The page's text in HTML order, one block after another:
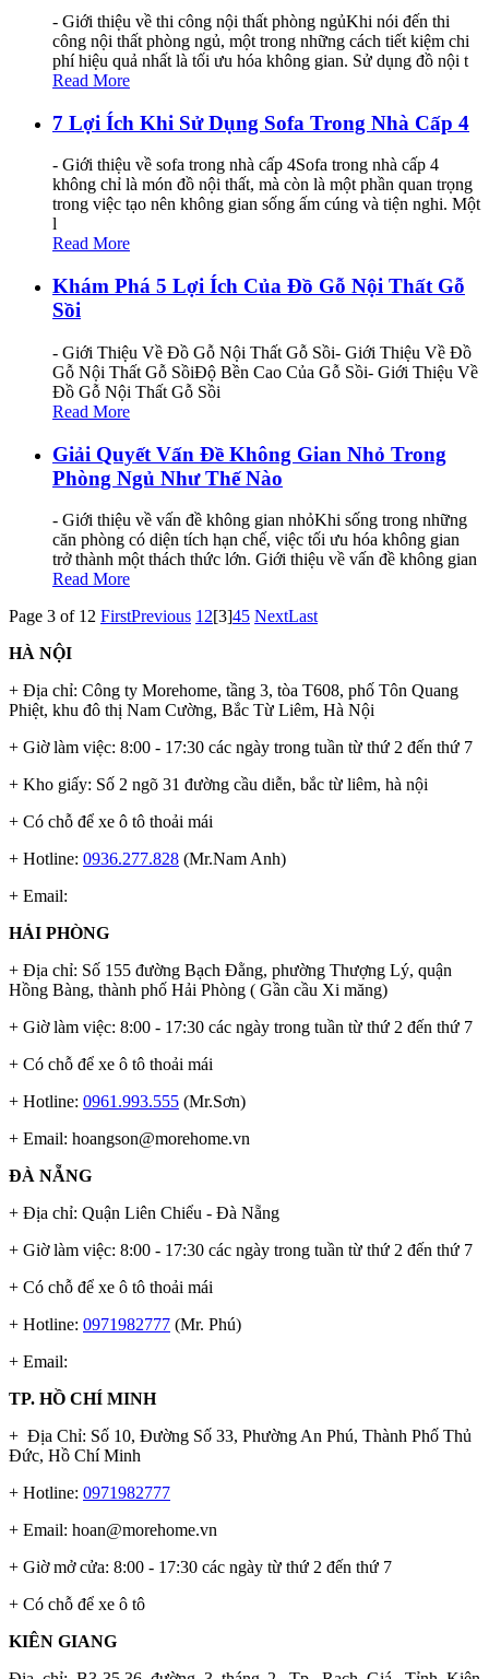
- Giới thiệu về thi công nội thất phòng ngủKhi nói đến thi
công nội thất phòng ngủ, một trong những cách tiết kiệm chi
phí hiệu quả nhất là tối ưu hóa không gian. Sử dụng đồ nội t
Read More
7 Lợi Ích Khi Sử Dụng Sofa Trong Nhà Cấp 4
- Giới thiệu về sofa trong nhà cấp 4Sofa trong nhà cấp 4
không chỉ là món đồ nội thất, mà còn là một phần quan trọng
trong việc tạo nên không gian sống ấm cúng và tiện nghi. Một
l
Read More
Khám Phá 5 Lợi Ích Của Đồ Gỗ Nội Thất Gỗ
Sồi
- Giới Thiệu Về Đồ Gỗ Nội Thất Gỗ Sồi- Giới Thiệu Về Đồ
Gỗ Nội Thất Gỗ SồiĐộ Bền Cao Của Gỗ Sồi- Giới Thiệu Về
Đồ Gỗ Nội Thất Gỗ Sồi
Read More
Giải Quyết Vấn Đề Không Gian Nhỏ Trong
Phòng Ngủ Như Thế Nào
- Giới thiệu về vấn đề không gian nhỏKhi sống trong những
căn phòng có diện tích hạn chế, việc tối ưu hóa không gian
trở thành một thách thức lớn. Giới thiệu về vấn đề không gian
Read More
Page 3 of 12 FirstPrevious 1 2[3]45 NextLast
HÀ NỘI
+ Địa chỉ: Công ty Morehome, tầng 3, tòa T608, phố Tôn Quang
Phiệt, khu đô thị Nam Cường, Bắc Từ Liêm, Hà Nội
+ Giờ làm việc: 8:00 - 17:30 các ngày trong tuần từ thứ 2 đến thứ 7
+ Kho giấy: Số 2 ngõ 31 đường cầu diễn, bắc từ liêm, hà nội
+ Có chỗ để xe ô tô thoải mái
+ Hotline: 0936.277.828 (Mr.Nam Anh)
+ Email:
HẢI PHÒNG
+ Địa chỉ: Số 155 đường Bạch Đằng, phường Thượng Lý, quận
Hồng Bàng, thành phố Hải Phòng ( Gần cầu Xi măng)
+ Giờ làm việc: 8:00 - 17:30 các ngày trong tuần từ thứ 2 đến thứ 7
+ Có chỗ để xe ô tô thoải mái
+ Hotline: 0961.993.555 (Mr.Sơn)
+ Email: hoangson@morehome.vn
ĐÀ NẴNG
+ Địa chỉ: Quận Liên Chiểu - Đà Nẵng
+ Giờ làm việc: 8:00 - 17:30 các ngày trong tuần từ thứ 2 đến thứ 7
+ Có chỗ để xe ô tô thoải mái
+ Hotline: 0971982777 (Mr. Phú)
+ Email:
TP. HỒ CHÍ MINH
+ Địa Chỉ: Số 10, Đường Số 33, Phường An Phú, Thành Phố Thủ
Đức, Hồ Chí Minh
+ Hotline: 0971982777
+ Email: hoan@morehome.vn
+ Giờ mở cửa: 8:00 - 17:30 các ngày từ thứ 2 đến thứ 7
+ Có chỗ để xe ô tô
KIÊN GIANG